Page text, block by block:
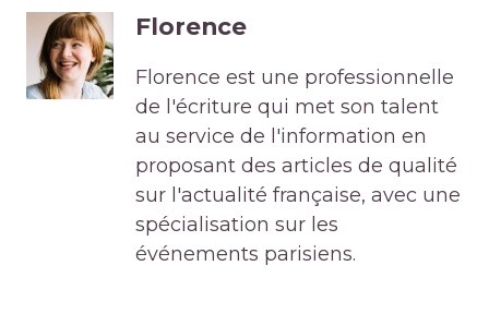
Florence
Florence est une professionnelle
de l'écriture qui met son talent
au service de l'information en
proposant des articles de qualité
sur l'actualité française, avec une
spécialisation sur les
événements parisiens.